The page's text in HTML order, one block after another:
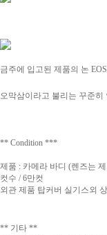
금주에 입고된 제품의 논
오막삼이라고 불리는 꾸준히
** Condition ***
제품 : 카메라 바디 (렌즈는
컷수 / 6만컷
외관 제품 탑커버 실기스외
** 기타 **